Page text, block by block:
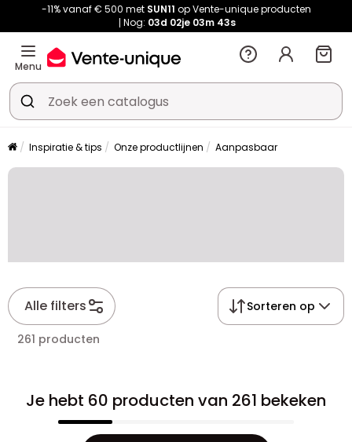
-11% vanaf € 500 met SUN11 op Vente-unique producten
Nog: 03d 02je 03m 42s
Menu
Inspiratie & tips Onze productlijnen Aanpasbaar
Alle filters Sorteren op
261 producten
Je hebt 60 producten van 261 bekeken